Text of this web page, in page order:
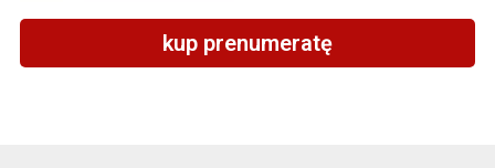
kup prenumeratę